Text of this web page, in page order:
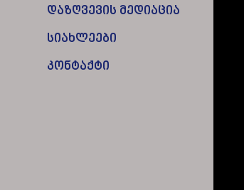
დაზღვევის მედიაცია
სიახლეები
კონტაქტი